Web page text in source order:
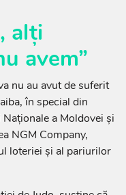
alți
avem”
nu au avut de suferit
în special din
a Moldovei și
NGM Company,
loteriei și al pariurilor